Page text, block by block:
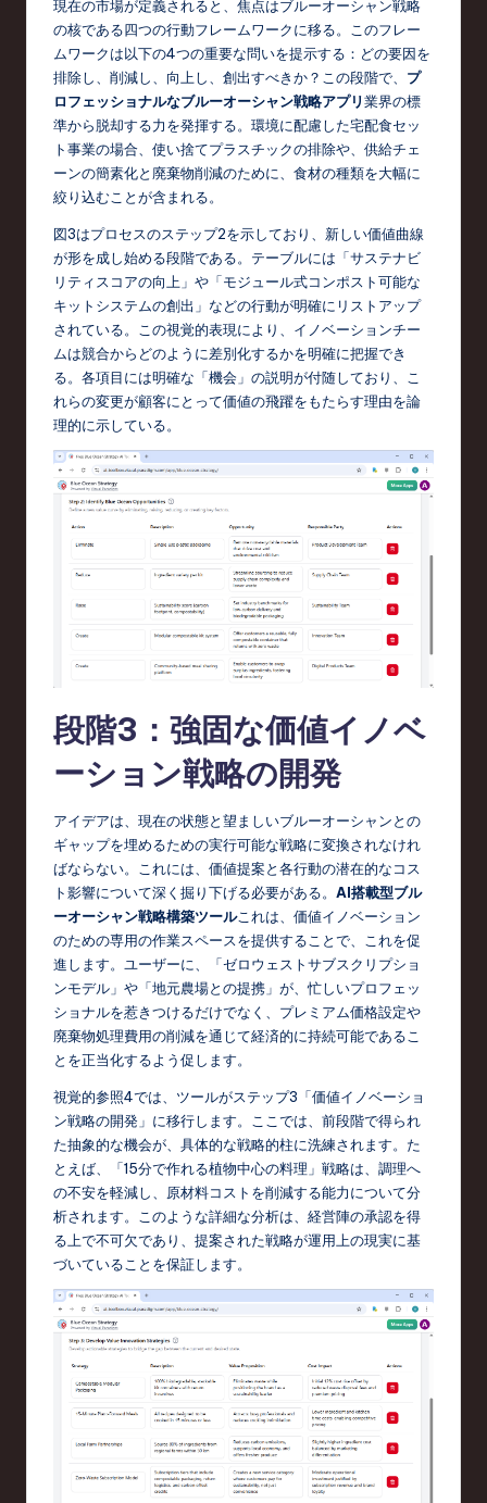
現在の市場が定義されると、焦点はブルーオーシャン戦略
の核である四つの行動フレームワークに移る。このフレー
ムワークは以下の4つの重要な問いを提示する：どの要因を
排除し、削減し、向上し、創出すべきか？この段階で、 プ
ロフェッショナルなブルーオーシャン戦略アプリ業界の標
準から脱却する力を発揮する。環境に配慮した宅配食セッ
ト事業の場合、使い捨てプラスチックの排除や、供給チェ
ーンの簡素化と廃棄物削減のために、食材の種類を大幅に
絞り込むことが含まれる。
図3はプロセスのステップ2を示しており、新しい価値曲線
が形を成し始める段階である。テーブルには「サステナビ
リティスコアの向上」や「モジュール式コンポスト可能な
キットシステムの創出」などの行動が明確にリストアップ
されている。この視覚的表現により、イノベーションチー
ムは競合からどのように差別化するかを明確に把握でき
る。各項目には明確な「機会」の説明が付随しており、こ
れらの変更が顧客にとって価値の飛躍をもたらす理由を論
理的に示している。
段階3：強固な価値イノベ
ーション戦略の開発
アイデアは、現在の状態と望ましいブルーオーシャンとの
ギャップを埋めるための実行可能な戦略に変換されなけれ
ばならない。これには、価値提案と各行動の潜在的なコス
ト影響について深く掘り下げる必要がある。 AI搭載型ブル
ーオーシャン戦略構築ツールこれは、価値イノベーション
のための専用の作業スペースを提供することで、これを促
進します。ユーザーに、「ゼロウェストサブスクリプショ
ンモデル」や「地元農場との提携」が、忙しいプロフェッ
ショナルを惹きつけるだけでなく、プレミアム価格設定や
廃棄物処理費用の削減を通じて経済的に持続可能であるこ
とを正当化するよう促します。
視覚的参照4では、ツールがステップ3「価値イノベーショ
ン戦略の開発」に移行します。ここでは、前段階で得られ
た抽象的な機会が、具体的な戦略的柱に洗練されます。た
とえば、「15分で作れる植物中心の料理」戦略は、調理へ
の不安を軽減し、原材料コストを削減する能力について分
析されます。このような詳細な分析は、経営陣の承認を得
る上で不可欠であり、提案された戦略が運用上の現実に基
づいていることを保証します。